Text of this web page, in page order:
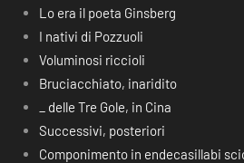
Lo era il poeta Ginsberg
I nativi di Pozzuoli
Voluminosi riccioli
Bruciacchiato, inaridito
_ delle Tre Gole, in Cina
Successivi, posteriori
Componimento in endecasillabi